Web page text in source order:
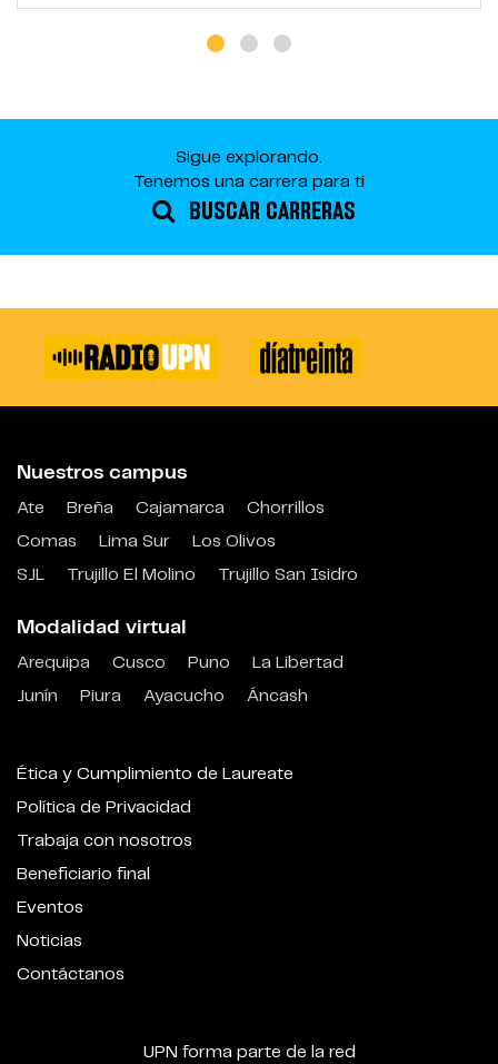
Sigue explorando.
Tenemos una carrera para ti
BUSCAR CARRERAS
Nuestros campus
Ate Breña Cajamarca
Chorrillos
Comas
Lima Sur
Los Olivos
SJL
Trujillo El Molino Trujillo San Isidro
Modalidad virtual
Arequipa Cusco Puno
La Libertad
Junín
Piura Ayacucho Áncash
Ética y Cumplimiento de Laureate
Política de Privacidad
Trabaja con nosotros
Beneficiario final
Eventos
Noticias
Contáctanos
UPN forma parte de la red